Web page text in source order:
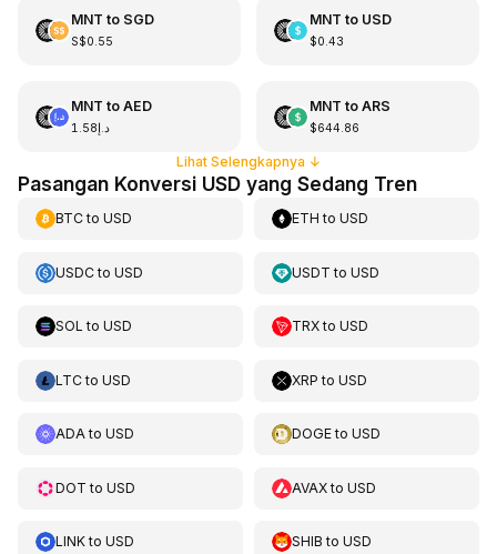
MNT to SGD
S$0.55
MNT to USD
$0.43
MNT to AED
د.إ1.58
MNT to ARS
$644.86
Lihat Selengkapnya ↓
Pasangan Konversi USD yang Sedang Tren
BTCto USD ETH toUSD
USDCto USD USDT toUSD
SOL to USD TRXtoUSD
LTCto USD XRP toUSD
ADAto USD DOGEtoUSD
DOT to USD AVAXtoUSD
LINKto USD SHIB toUSD